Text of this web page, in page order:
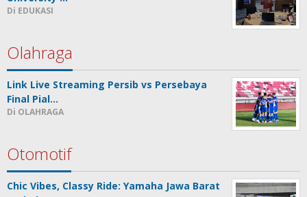
Di EDUKASI
Olahraga
Link Live Streaming Persib vs Persebaya
Final Pial…
Di OLAHRAGA
Otomotif
Chic Vibes, Classy Ride: Yamaha Jawa Barat